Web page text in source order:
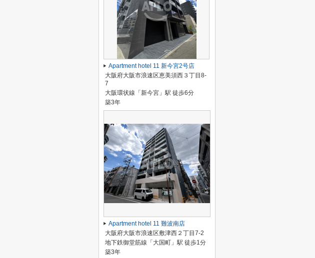
Apartment hotel 11 新今宮2号店
大阪府大阪市浪速区恵美須西３丁目8-
7
大阪環状線「新今宮」駅 徒歩6分
築3年
Apartment hotel 11 難波南店
大阪府大阪市浪速区敷津西２丁目7-2
地下鉄御堂筋線「大国町」駅 徒歩1分
築3年